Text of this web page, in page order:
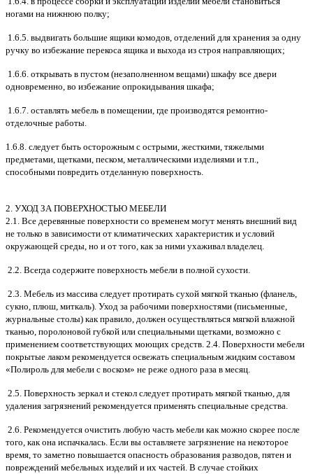
ногами на нижнюю полку;
1.6.5. выдвигать большие ящики комодов, отделений для хранения за одну
ручку во избежание перекоса ящика и выхода из строя направляющих;
1.6.6. открывать в пустом (незаполненном вещами) шкафу все двери
одновременно, во избежание опрокидывания шкафа;
1.6.7. оставлять мебель в помещении, где производятся ремонтно-
отделочные работы.
1.6.8. следует быть осторожным с острыми, жесткими, тяжелыми
предметами, щетками, песком, металлическими изделиями и т.п.,
способными повредить отделанную поверхность.
2. УХОД ЗА ПОВЕРХНОСТЬЮ МЕБЕЛИ
2.1. Все деревянные поверхности со временем могут менять внешний вид
не только в зависимости от климатических характеристик и условий
окружающей среды, но и от того, как за ними ухаживал владелец.
2.2. Всегда содержите поверхность мебели в полной сухости.
2.3. Мебель из массива следует протирать сухой мягкой тканью (фланель,
сукно, плюш, миткаль). Уход за рабочими поверхностями (письменные,
журнальные столы) как правило, должен осуществляться мягкой влажной
тканью, поролоновой губкой или специальными щетками, возможно с
применением соответствующих моющих средств. 2.4. Поверхности мебели
покрытые лаком рекомендуется освежать специальным жидким составом
«Полироль для мебели с воском» не реже одного раза в месяц.
2.5. Поверхность зеркал и стекол следует протирать мягкой тканью, для
удаления загрязнений рекомендуется применять специальные средства.
2.6. Рекомендуется очистить любую часть мебели как можно скорее после
того, как она испачкалась. Если вы оставляете загрязнение на некоторое
время, то заметно повышается опасность образования разводов, пятен и
повреждений мебельных изделий и их частей. В случае стойких